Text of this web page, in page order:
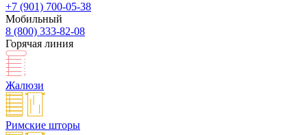
+7 (901) 700-05-38
Мобильный
8 (800) 333-82-08
Горячая линия
Жалюзи
Римские шторы